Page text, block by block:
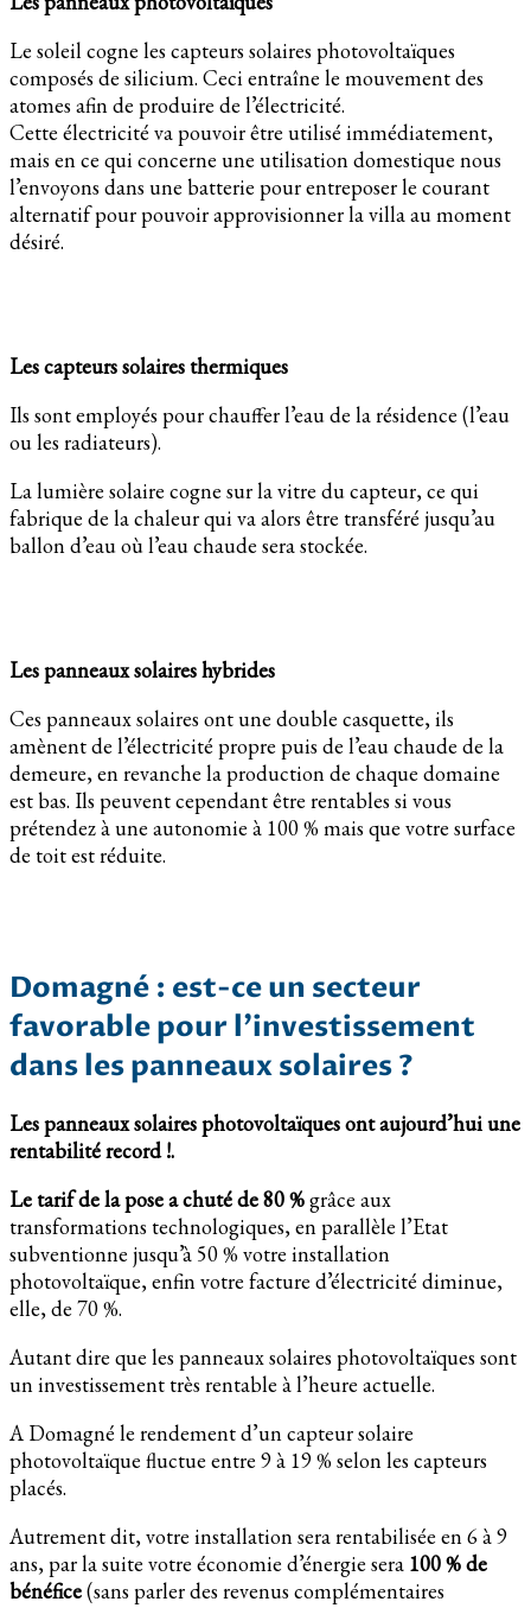
Le soleil cogne les capteurs solaires photovoltaïques
composés de silicium. Ceci entraîne le mouvement des
atomes afin de produire de l’électricité.
Cette électricité va pouvoir être utilisé immédiatement,
mais en ce qui concerne une utilisation domestique nous
l’envoyons dans une batterie pour entreposer le courant
alternatif pour pouvoir approvisionner la villa au moment
désiré.
Les capteurs solaires thermiques
Ils sont employés pour chauffer l’eau de la résidence (l’eau
ou les radiateurs).
La lumière solaire cogne sur la vitre du capteur, ce qui
fabrique de la chaleur qui va alors être transféré jusqu’au
ballon d’eau où l’eau chaude sera stockée.
Les panneaux solaires hybrides
Ces panneaux solaires ont une double casquette, ils
amènent de l’électricité propre puis de l’eau chaude de la
demeure, en revanche la production de chaque domaine
est bas. Ils peuvent cependant être rentables si vous
prétendez à une autonomie à 100 % mais que votre surface
de toit est réduite.
Domagné : est-ce un secteur
favorable pour l’investissement
dans les panneaux solaires ?
Les panneaux solaires photovoltaïques ont aujourd’hui une
rentabilité record !.
Le tarif de la pose a chuté de 80 %grâce aux
transformations technologiques, en parallèle l’Etat
subventionne jusqu’à 50 % votre installation
photovoltaïque, enfin votre facture d’électricité diminue,
elle, de 70 %.
Autant dire que les panneaux solaires photovoltaïques sont
un investissement très rentable à l’heure actuelle.
A Domagné le rendement d’un capteur solaire
photovoltaïque fluctue entre 9 à 19 % selon les capteurs
placés.
Autrement dit, votre installation sera rentabilisée en 6 à 9
ans, par la suite votre économie d’énergie sera 100 % de
bénéfice(sans parler des revenus complémentaires